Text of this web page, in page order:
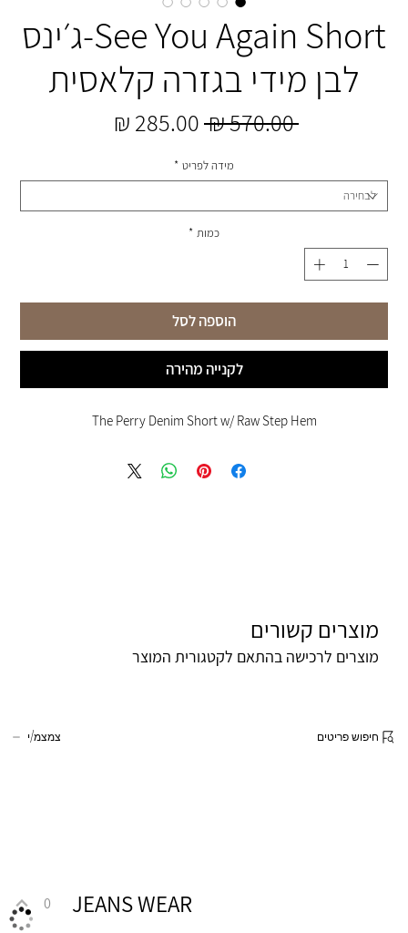
See You Again Short-ג׳ינס
לבן מידי בגזרה קלאסית
‏570.00 ‏₪
מחיר
מידה לפריט *
כמות *
הוספה לסל
לקנייה מהירה
The Perry Denim Short w/ Raw Step Hem
מוצרים קשורים
מוצרים לרכישה בהתאם לקטגורית המוצר
צמצמ/י חיפוש פריטים
0 JEANS WEAR